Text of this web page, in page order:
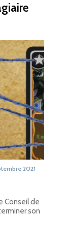
2021
Conseil de
son